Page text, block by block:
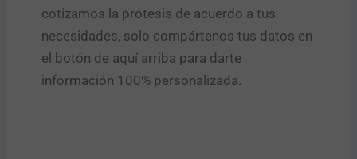
cotizamos la prótesis de acuerdo a tus
necesidades, solo compártenos tus datos en
el botón de aquí arriba para darte
información 100% personalizada.